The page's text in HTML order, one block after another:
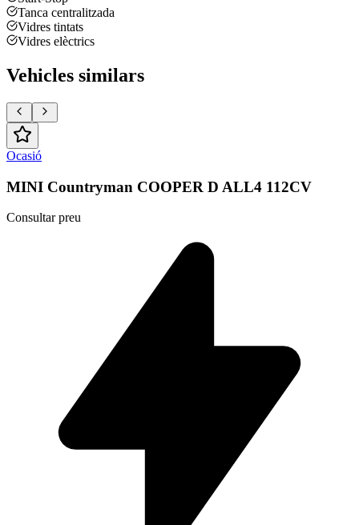
Tanca centralitzada
Vidres tintats
Vidres elèctrics
Vehicles similars
Ocasió
MINI Countryman COOPER D ALL4 112CV
Consultar preu